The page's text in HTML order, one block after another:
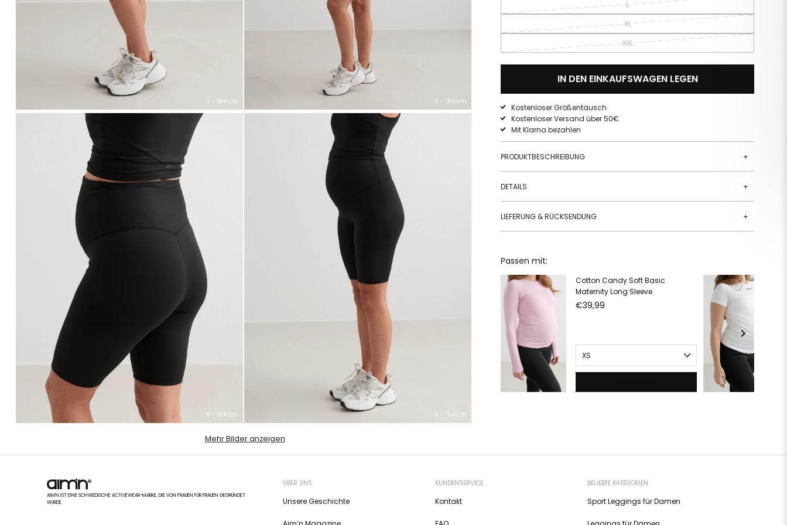
S - 164 cm S - 164 cm
S - 164 cm S - 164 cm
Mehr Bilder anzeigen
L
XL
XXL
IN DEN EINKAUFSWAGEN LEGEN
Kostenloser Größentausch
Kostenloser Versand über 50€
Mit Klarna bezahlen
PRODUKTBESCHREIBUNG +
DETAILS +
LIEFERUNG & RÜCKSENDUNG +
Passen mit:
Cotton Candy Soft Basic
Maternity Long Sleeve
€39,99
AIM'N IST EINE SCHWEDISCHE ACTIVEWEAR-MARKE, DIE VON FRAUEN FÜR FRAUEN GEGRÜNDET
WURDE.
ÜBER UNS
Unsere Geschichte
KUNDENSERVICE
Kontakt
BELIEBTE KATEGORIEN
Sport Leggings für Damen